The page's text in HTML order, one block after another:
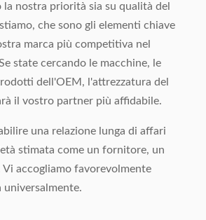
nostra priorità sia su qualità del
che sono gli elementi chiave
marca più competitiva nel
state cercando le macchine, le
dell'OEM, l'attrezzatura del
il vostro partner più affidabile.
una relazione lunga di affari
stimata come un fornitore, un
Vi accogliamo favorevolmente
universalmente.